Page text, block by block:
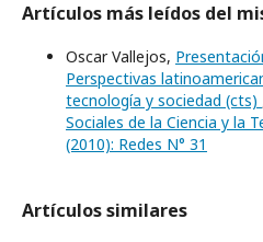
Artículos más leídos del
Oscar Vallejos,
Perspectivas
tecnología y sociedad (cts)
Sociales de la Ciencia y la
(2010): Redes N° 31
Artículos similares